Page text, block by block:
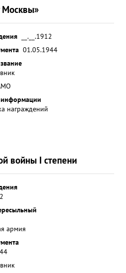
Москвы»
__.__.1912
01.05.1944
награждений
войны I степени
армия